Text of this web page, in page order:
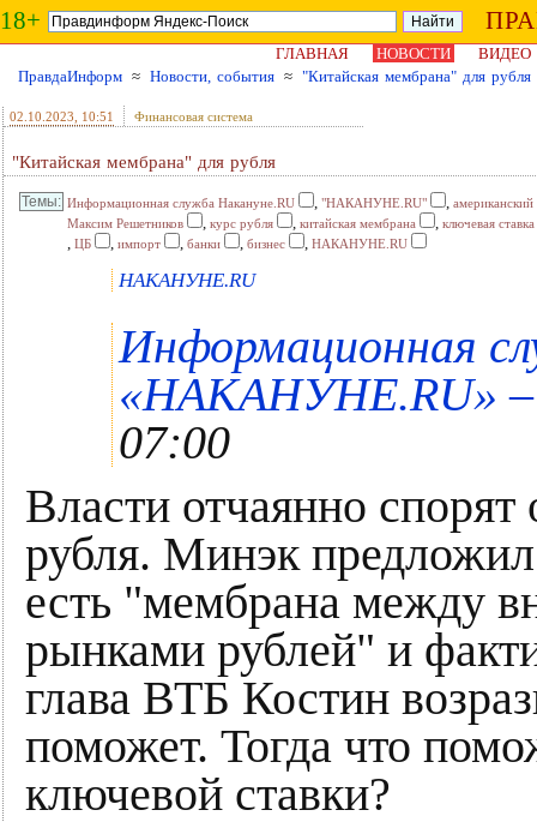
18+
ГЛАВНАЯ НОВОСТИ
ВИДЕО
ПравдаИнформ ≈ Новости, события ≈ "Китайская мембрана" для рубля
02.10.2023 , 10:51 Финансовая система
"Китайская мембрана" для рубля
Информационная служба Накануне.RU , "НАКАНУНЕ.RU" , американский
Максим Решетников
, курс рубля , китайская мембрана , ключевая ставка
, ЦБ , импорт , банки , бизнес , НАКАНУНЕ.RU
НАКАНУНЕ.RU
Информационная
«НАКАНУНЕ.RU» –
07:00
Власти отчаянно спорят
рубля. Минэк
есть "мембрана между
рынками рублей" и
глава ВТБ Костин
поможет. Тогда что
ключевой ставки?